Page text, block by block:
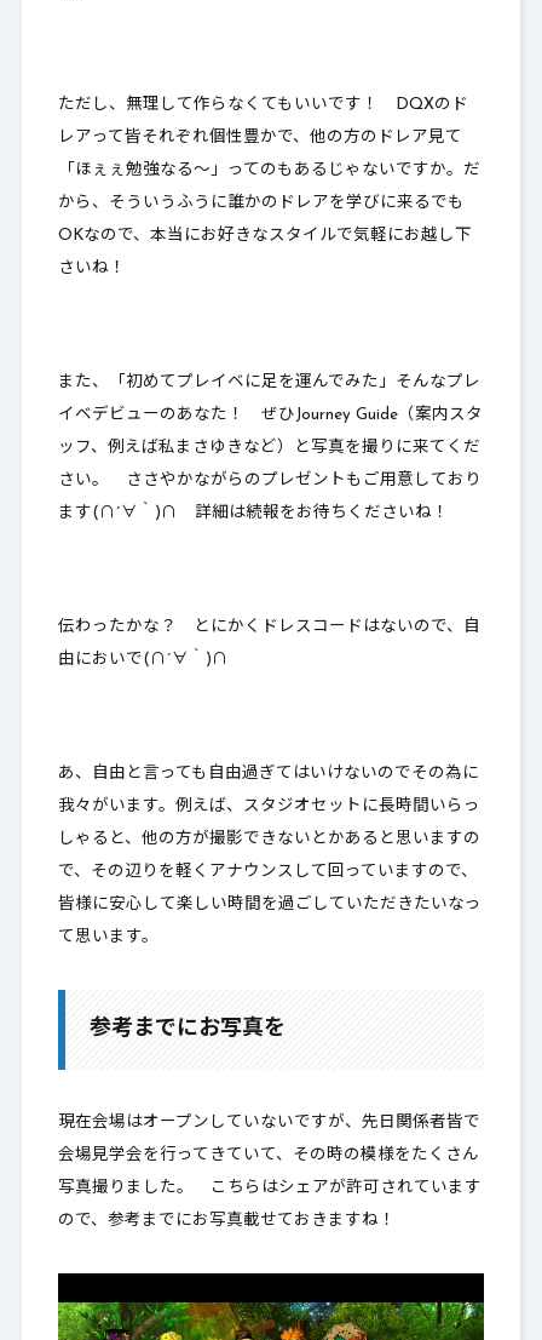
ただし、無理して作らなくてもいいです！ DQXのド
レアって皆それぞれ個性豊かで、他の方のドレア見て
「ほぇぇ勉強なる～」ってのもあるじゃないですか。だ
から、そういうふうに誰かのドレアを学びに来るでも
OKなので、本当にお好きなスタイルで気軽にお越し下
さいね！
また、「初めてプレイベに足を運んでみた」そんなプレ
イベデビューのあなた！ ぜひJourney Guide（案内スタ
ッフ、例えば私まさゆきなど）と写真を撮りに来てくだ
さい。 ささやかながらのプレゼントもご用意しており
ます(∩´∀｀)∩ 詳細は続報をお待ちくださいね！
伝わったかな？ とにかくドレスコードはないので、自
由においで(∩´∀｀)∩
あ、自由と言っても自由過ぎてはいけないのでその為に
我々がいます。例えば、スタジオセットに長時間いらっ
しゃると、他の方が撮影できないとかあると思いますの
で、その辺りを軽くアナウンスして回っていますので、
皆様に安心して楽しい時間を過ごしていただきたいなっ
て思います。
参考までにお写真を
現在会場はオープンしていないですが、先日関係者皆で
会場見学会を行ってきていて、その時の模様をたくさん
写真撮りました。 こちらはシェアが許可されています
ので、参考までにお写真載せておきますね！